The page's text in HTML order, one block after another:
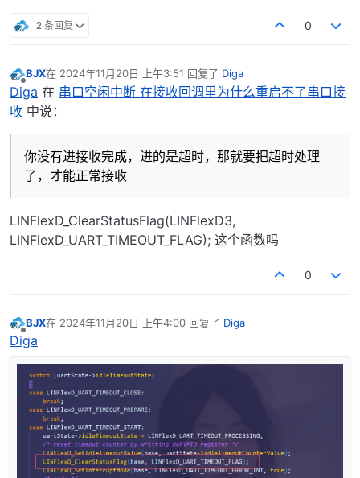
2 条回复 0
离线
BJX在 2024年11月20日 上午3:51 回复了 Diga
最后由 编辑
Diga 在 串口空闲中断 在接收回调里为什么重启不了串口接
收 中说：
你没有进接收完成，进的是超时，那就要把超时处理
了，才能正常接收
LINFlexD_ClearStatusFlag(LINFlexD3,
LINFlexD_UART_TIMEOUT_FLAG); 这个函数吗
0
离线
BJX在 2024年11月20日 上午4:00 回复了 Diga
最后由 编辑
Diga